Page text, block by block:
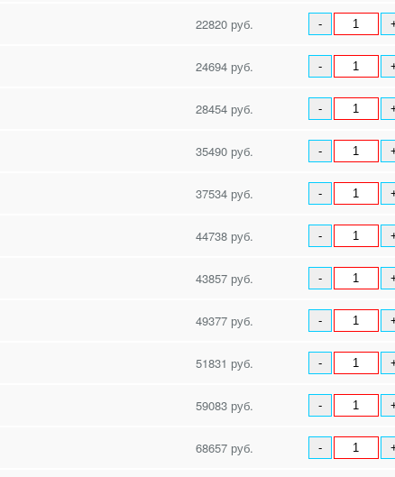
22820 руб. -
24694 руб. -
28454 руб. -
35490 руб. -
37534 руб. -
44738 руб. -
43857 руб. -
49377 руб. -
51831 руб. -
59083 руб. -
68657 руб. -